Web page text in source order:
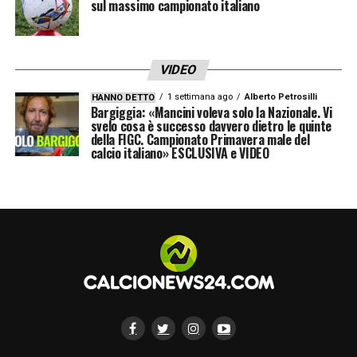
allenatore e lo ha dimostrato di recente
moltissimo su questo tasto: lui ama il gioco
collettivo, nel quale tutti partecipano e
nessuno è escluso, e per riuscire a
raggiungere questo obiettivo è fondamentale
ricadute sono sempre possibili».
sul massimo campionato italiano
VIDEO
HANNO DETTO 1 settimana ago Alberto Petrosilli
Bargiggia: «Mancini voleva solo la Nazionale. Vi
svelo cosa è successo davvero dietro le quinte
della FIGC. Campionato Primavera male del
calcio italiano» ESCLUSIVA e VIDEO